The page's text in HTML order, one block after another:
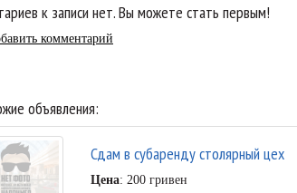
к записи нет. Вы можете стать первым!
комментарий
объявления:
Сдам в субаренду столярный цех
Цена: 200 гривен